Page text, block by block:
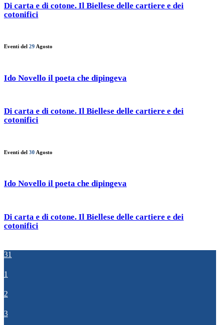
Di carta e di cotone. Il Biellese delle cartiere e dei
cotonifici
Eventi del 29 Agosto
Ido Novello il poeta che dipingeva
Di carta e di cotone. Il Biellese delle cartiere e dei
cotonifici
Eventi del 30 Agosto
Ido Novello il poeta che dipingeva
Di carta e di cotone. Il Biellese delle cartiere e dei
cotonifici
31
1
2
3